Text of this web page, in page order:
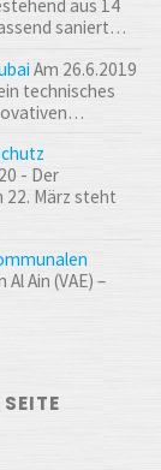
aus 14
saniert…
Am 26.6.2019
technisches
- Der
März steht
Ain (VAE) –